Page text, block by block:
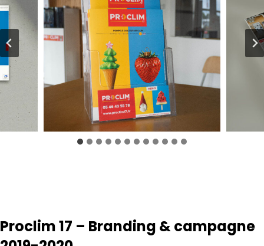
Proclim 17 – Branding & campagne